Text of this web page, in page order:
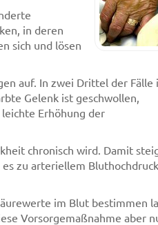
in deren
sich und lösen
auf. In zwei Drittel der Fälle
Gelenk ist geschwollen,
Erhöhung der
chronisch wird. Damit
es zu arteriellem Bluthochdruck
im Blut bestimmen
Vorsorgemaßnahme aber